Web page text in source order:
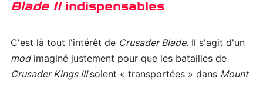
Blade IIindispensables
C'est là tout l'intérêt de Crusader Blade. Il s'agit d'un
modimaginé justement pour que les batailles de
Crusader Kings IIIsoient « transportées » dans Mount